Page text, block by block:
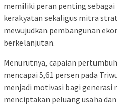
memiliki peran penting
kerakyatan sekaligus mitra
mewujudkan pembangunan
berkelanjutan.
Menurutnya, capaian
mencapai 5,61 persen pada
menjadi motivasi bagi generasi
menciptakan peluang usaha